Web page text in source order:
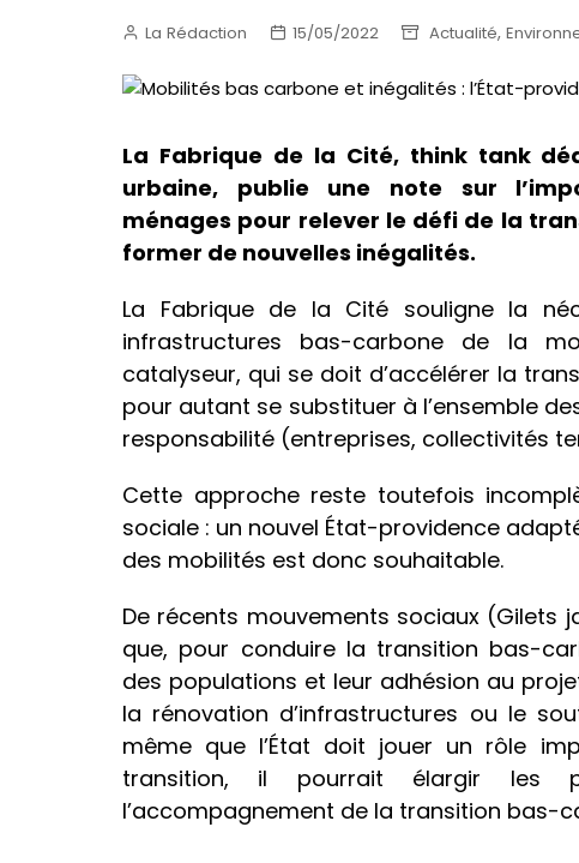
La Rédaction 15/05/2022 Actualité,
La Fabrique de la Cité, think tank
urbaine, publie une note sur
ménages pour relever le défi de la
former de nouvelles inégalités.
La Fabrique de la Cité souligne la
infrastructures bas-carbone de la
catalyseur, qui se doit d’accélérer la
pour autant se substituer à l’ensemble
responsabilité (entreprises, collectivités
Cette approche reste toutefois
sociale : un nouvel État-providence
des mobilités est donc souhaitable.
De récents mouvements sociaux (Gilets
que, pour conduire la transition bas-
des populations et leur adhésion au
la rénovation d’infrastructures ou le
même que l’État doit jouer un rôle
transition, il pourrait élargir les
l’accompagnement de la transition bas-